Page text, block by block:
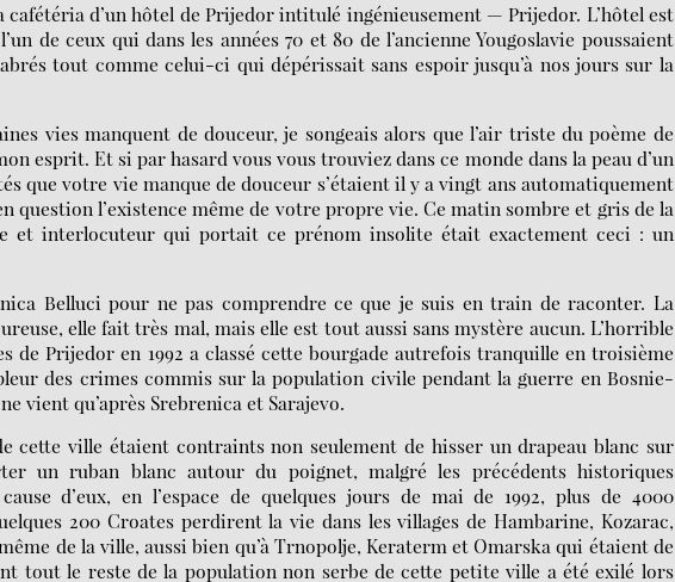
cafétéria d’un hôtel de Prijedor intitulé ingénieusement — Prijedor. L’hôtel est
de ceux qui dans les années 70 et 80 de l’ancienne Yougoslavie poussaient
tout comme celui-ci qui dépérissait sans espoir jusqu’à nos jours sur la
vies manquent de douceur, je songeais alors que l’air triste du poème de
esprit. Et si par hasard vous vous trouviez dans ce monde dans la peau d’un
que votre vie manque de douceur s’étaient il y a vingt ans automatiquement
question l’existence même de votre propre vie. Ce matin sombre et gris de la
et interlocuteur qui portait ce prénom insolite était exactement ceci : un
Belluci pour ne pas comprendre ce que je suis en train de raconter. La
elle fait très mal, mais elle est tout aussi sans mystère aucun. L’horrible
de Prijedor en 1992 a classé cette bourgade autrefois tranquille en troisième
des crimes commis sur la population civile pendant la guerre en Bosnie-
vient qu’après Srebrenica et Sarajevo.
cette ville étaient contraints non seulement de hisser un drapeau blanc sur
un ruban blanc autour du poignet, malgré les précédents historiques
d’eux, en l’espace de quelques jours de mai de 1992, plus de 4000
200 Croates perdirent la vie dans les villages de Hambarine, Kozarac,
de la ville, aussi bien qu’à Trnopolje, Keraterm et Omarska qui étaient de
tout le reste de la population non serbe de cette petite ville a été exilé lors